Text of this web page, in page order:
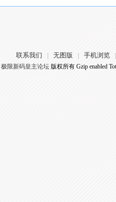
联系我们 无图版 手机浏览
极限新码皇主论坛版权所有 Gzip enabled